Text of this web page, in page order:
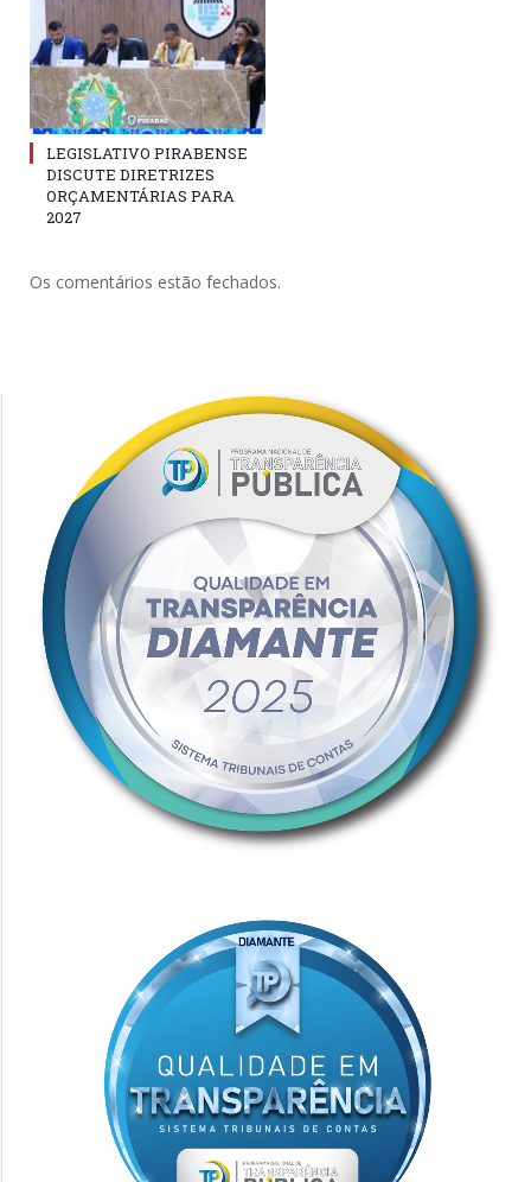
LEGISLATIVO PIRABENSE
DISCUTE DIRETRIZES
ORÇAMENTÁRIAS PARA
2027
Os comentários estão fechados.